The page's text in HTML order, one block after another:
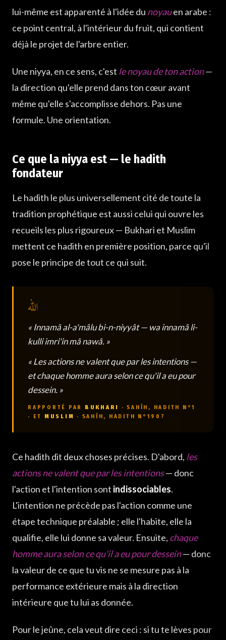
lui-même est apparenté à l'idée du noyauen arabe :
ce point central, à l'intérieur du fruit, qui contient
déjà le projet de l'arbre entier.
Une niyya, en ce sens, c'est le noyau de ton action—
la direction qu'elle prend dans ton cœur avant
même qu'elle s'accomplisse dehors. Pas une
formule. Une orientation.
Ce que la niyya est — le hadith
fondateur
Le hadith le plus universellement cité de toute la
tradition prophétique est aussi celui qui ouvre les
recueils les plus rigoureux — Bukhari et Muslim
mettent ce hadith en première position, parce qu'il
pose le principe de tout ce qui suit.
« Innamâ al-a'mâlu bi-n-niyyât — wa innamâ li-
kulli imri'in mâ nawâ. »
« Les actions ne valent que par les intentions —
et chaque homme aura selon ce qu'il a eu pour
dessein. »
RAPPORTÉ PAR BUKHARI
· SAHÎH, HADITH N°1
· ET MUSLIM · SAHÎH, HADITH N°1907
Ce hadith dit deux choses précises. D'abord, les
actions ne valent que par les intentions— donc
l'action et l'intention sont indissociables.
L'intention ne précède pas l'action comme une
étape technique préalable ; elle l'habite, elle la
qualifie, elle lui donne sa valeur. Ensuite, chaque
homme aura selon ce qu'il a eu pour dessein— donc
la valeur de ce que tu vis ne se mesure pas à la
performance extérieure mais à la direction
intérieure que tu lui as donnée.
Pour le jeûne, cela veut dire ceci : si tu te lèves pour